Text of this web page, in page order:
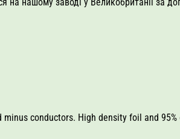
conductors. High density foil and